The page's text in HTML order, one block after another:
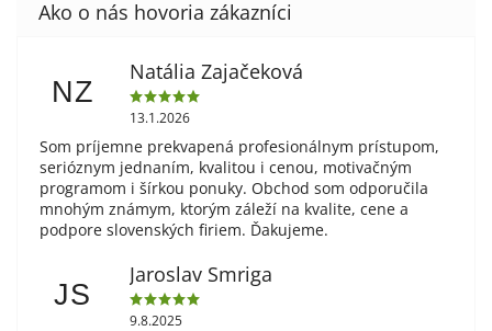
NZ
Natália Zajačeková
13.1.2026
Som príjemne prekvapená profesionálnym prístupom,
serióznym jednaním, kvalitou i cenou, motivačným
programom i šírkou ponuky. Obchod som odporučila
mnohým známym, ktorým záleží na kvalite, cene a
podpore slovenských firiem. Ďakujeme.
JS
Jaroslav Smriga
9.8.2025